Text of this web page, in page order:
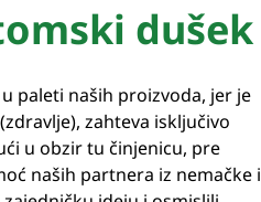
dušek
paleti naših proizvoda, jer je
zahteva isključivo
u obzir tu činjenicu, pre
naših partnera iz nemačke i